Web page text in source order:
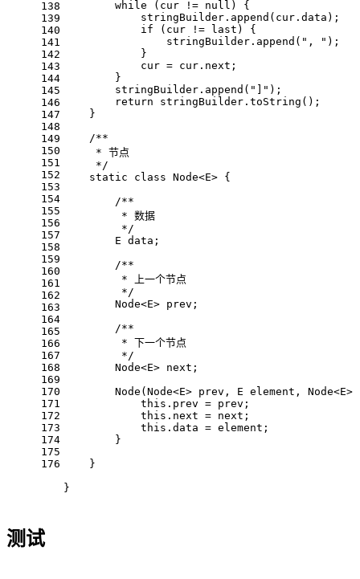
138
139
140
141
142
143
144
145
146
147
148
149
150
151
152
153
154
155
156
157
158
159
160
161
162
163
164
165
166
167
168
169
170
171
172
173
174
175
176
while (cur != null ) {
            stringBuilder.append(cur.data);
if (cur != last) {
                stringBuilder.append(
", " );
            }
            cur = cur.next;
        }
        stringBuilder.append(
"]" );
return stringBuilder.toString();
    }
/**
     * 节点
     */
static
class Node<E> {
/**
         * 数据
         */
        E data;
/**
         * 上一个节点
         */
        Node<E> prev;
/**
         * 下一个节点
         */
        Node<E> next;
Node(Node<E> prev, E element, Node<E>
this .prev = prev;
this .next = next;
this .data = element;
        }
    }
}
测试